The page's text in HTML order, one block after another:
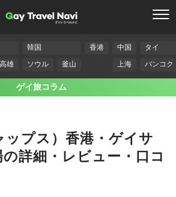
高雄
韓国
ソウル
釜山
香港
中国
上海
タイ
バンコク
ゲイ旅コラム
プス）香港・ゲイサ
詳細・レビュー・口コ